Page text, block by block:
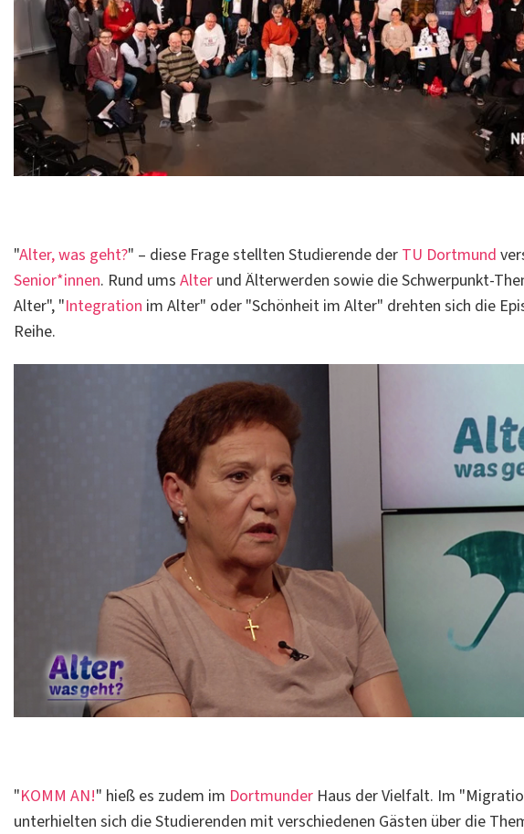
"Alter, was geht?" – diese Frage stellten Studierende der TU Dortmund
Senior*innen. Rund umsAlter und Älterwerden sowie die Schwerpunkt-
Alter", "Integration im Alter" oder "Schönheit im Alter" drehten sich die
Reihe.
"KOMM AN!" hieß es zudem im Dortmunder Haus der Vielfalt. Im
unterhielten sich die Studierenden mit verschiedenen Gästen über die